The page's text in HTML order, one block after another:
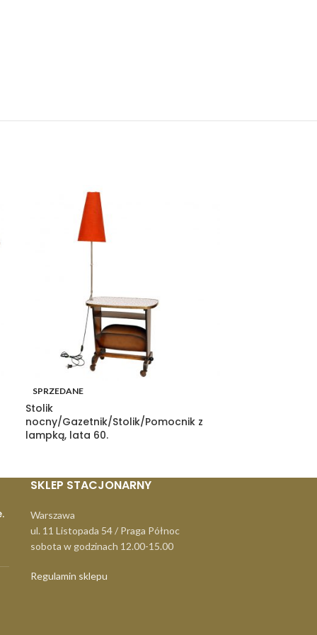
SPRZEDANE
Stolik
nocny/Gazetnik/Stolik/Pomocnik z
lampką, lata 60.
SKLEP STACJONARNY
Warszawa
ul. 11 Listopada 54 / Praga Północ
sobota w godzinach 12.00-15.00
Regulamin sklepu